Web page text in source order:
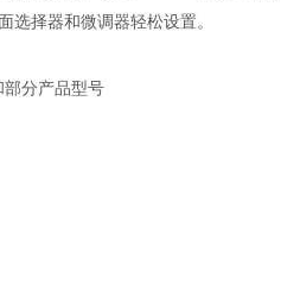
选择器和微调器轻松设置。
部分产品型号